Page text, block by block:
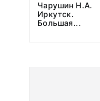
Чарушин Н.А.
Иркутск.
Большая...